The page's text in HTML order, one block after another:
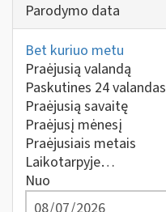
Parodymo data
Bet kuriuo metu
Praėjusią valandą
Paskutines 24 valandas
Praėjusią savaitę
Praėjusį mėnesį
Praėjusiais metais
Laikotarpyje…
Nuo